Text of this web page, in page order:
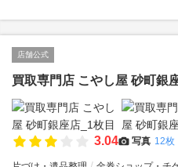
店舗公式
買取専門店 こやし屋 砂町銀
3.04 写真 12枚